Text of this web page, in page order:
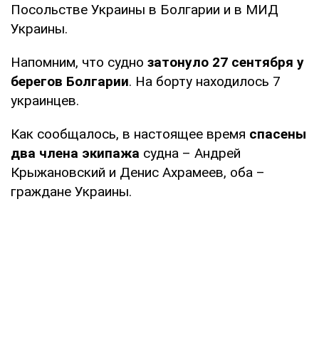
Посольстве Украины в Болгарии и в МИД
Украины.
Напомним, что судно затонуло 27 сентября у
берегов Болгарии. На борту находилось 7
украинцев.
Как сообщалось, в настоящее время спасены
два члена экипажа судна – Андрей
Крыжановский и Денис Ахрамеев, оба –
граждане Украины.